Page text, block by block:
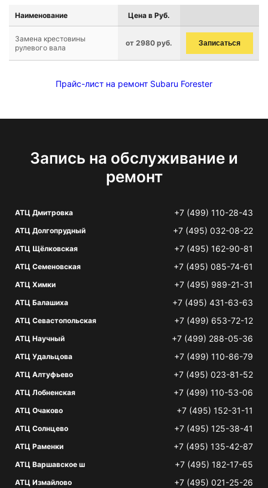
Наименование Цена в Руб.
Замена крестовины
рулевого вала
от 2980 руб. Записаться
Прайс-лист на ремонт Subaru Forester
Запись на обслуживание и
ремонт
АТЦ Дмитровка +7 (499) 110-28-43
АТЦ Долгопрудный +7 (495) 032-08-22
АТЦ Щёлковская +7 (495) 162-90-81
АТЦ Семеновская +7 (495) 085-74-61
АТЦ Химки +7 (495) 989-21-31
АТЦ Балашиха +7 (495) 431-63-63
АТЦ Севастопольская +7 (499) 653-72-12
АТЦ Научный +7 (499) 288-05-36
АТЦ Удальцова +7 (499) 110-86-79
АТЦ Алтуфьево +7 (495) 023-81-52
АТЦ Лобненская +7 (499) 110-53-06
АТЦ Очаково +7 (495) 152-31-11
АТЦ Солнцево +7 (495) 125-38-41
АТЦ Раменки +7 (495) 135-42-87
АТЦ Варшавское ш +7 (495) 182-17-65
АТЦ Измайлово +7 (495) 021-25-26